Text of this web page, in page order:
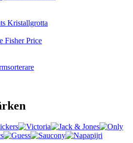
Kristallgrotta